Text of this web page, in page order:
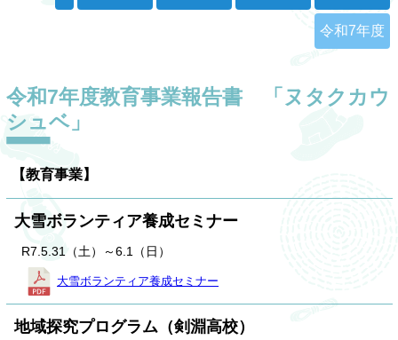
令和7年度
令和7年度教育事業報告書 「ヌタクカウ
シュベ」
【教育事業】
大雪ボランティア養成セミナー
R7.5.31（土）～6.1（日）
大雪ボランティア養成セミナー
地域探究プログラム（剣淵高校）